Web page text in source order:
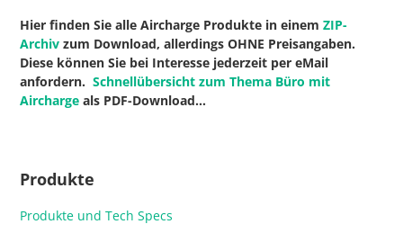
Hier finden Sie alle Aircharge Produkte in einemZIP-
Archiv zum Download, allerdings OHNE Preisangaben.
Diese können Sie bei Interesse jederzeit per eMail
anfordern.Schnellübersicht zum Thema Büro mit
Aircharge als PDF-Download…
Produkte
Produkte und Tech Specs